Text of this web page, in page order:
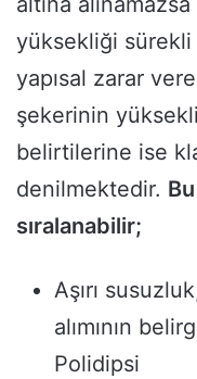
yüksekliği
yapısal zarar
şekerinin
belirtilerine ise
denilmektedir.
sıralanabilir;
Aşırı
alımının
Polidipsi